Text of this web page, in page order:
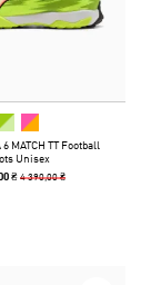
MATCH TT Football
Unisex
₴4 390,00 ₴